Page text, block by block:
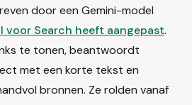
door een Gemini-model
voor Search heeft aangepast.
te tonen, beantwoordt
met een korte tekst en
bronnen. Ze rolden vanaf